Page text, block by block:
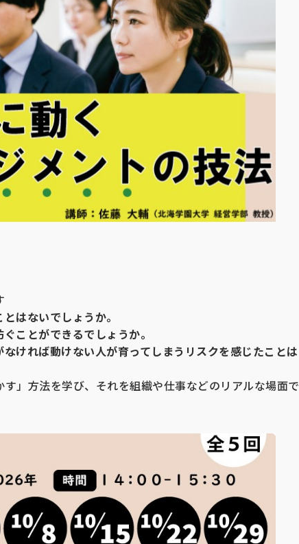
はないでしょうか。
ことができるでしょうか。
ければ動けない人が育ってしまうリスクを感じたことは
」方法を学び、それを組織や仕事などのリアルな場面で